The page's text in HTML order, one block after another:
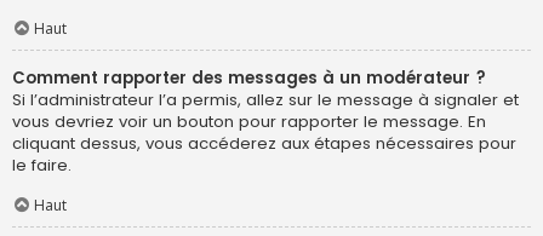
Haut
Comment rapporter des messages à un modérateur ?
Si l’administrateur l’a permis, allez sur le message à signaler et
vous devriez voir un bouton pour rapporter le message. En
cliquant dessus, vous accéderez aux étapes nécessaires pour
le faire.
Haut